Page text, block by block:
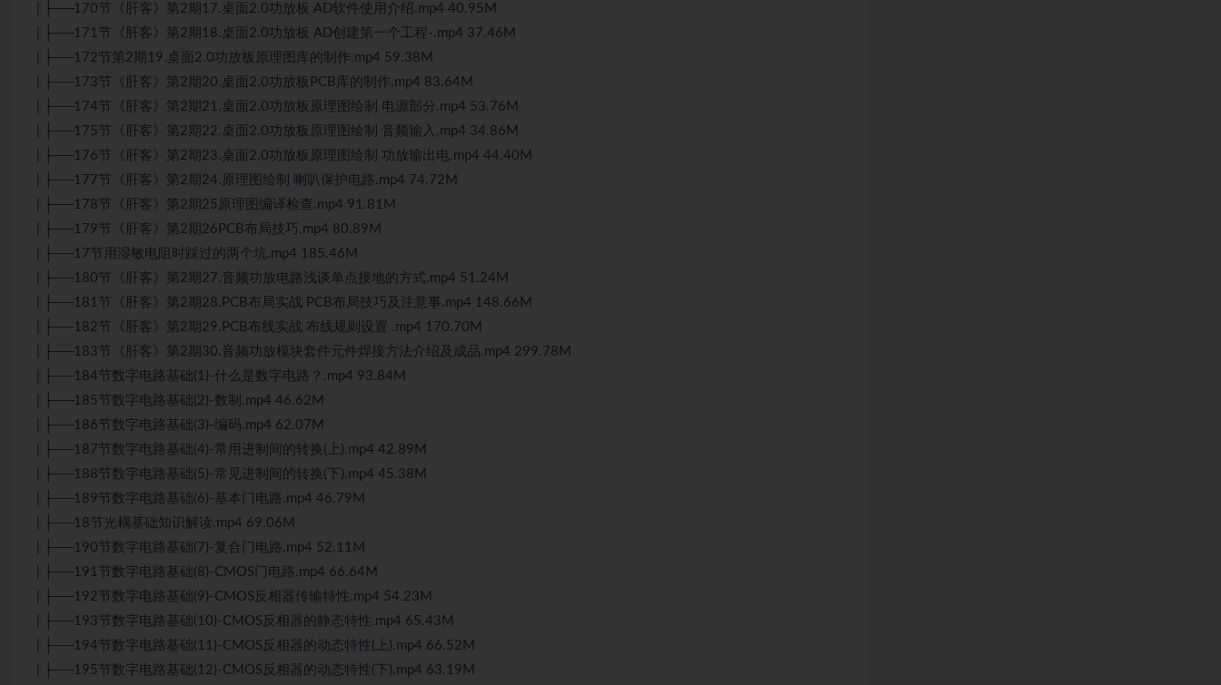
| ├──170节《肝客》第2期17.桌面2.0功放板 AD软件使用介绍.mp4 40.95M
| ├──171节《肝客》第2期18.桌面2.0功放板 AD创建第一个工程-.mp4 37.46M
| ├──172节第2期19.桌面2.0功放板原理图库的制作.mp4 59.38M
| ├──173节《肝客》第2期20.桌面2.0功放板PCB库的制作.mp4 83.64M
| ├──174节《肝客》第2期21.桌面2.0功放板原理图绘制 电源部分.mp4 53.76M
| ├──175节《肝客》第2期22.桌面2.0功放板原理图绘制 音频输入.mp4 34.86M
| ├──176节《肝客》第2期23.桌面2.0功放板原理图绘制 功放输出电.mp4 44.40M
| ├──177节《肝客》第2期24.原理图绘制 喇叭保护电路.mp4 74.72M
| ├──178节《肝客》第2期25原理图编译检查.mp4 91.81M
| ├──179节《肝客》第2期26PCB布局技巧.mp4 80.89M
| ├──17节用湿敏电阻时踩过的两个坑.mp4 185.46M
| ├──180节《肝客》第2期27.音频功放电路浅谈单点接地的方式.mp4 51.24M
| ├──181节《肝客》第2期28.PCB布局实战 PCB布局技巧及注意事.mp4 148.66M
| ├──182节《肝客》第2期29.PCB布线实战 布线规则设置 .mp4 170.70M
| ├──183节《肝客》第2期30.音频功放模块套件元件焊接方法介绍及成品.mp4 299.78M
| ├──184节数字电路基础(1)-什么是数字电路？.mp4 93.84M
| ├──185节数字电路基础(2)-数制.mp4 46.62M
| ├──186节数字电路基础(3)-编码.mp4 62.07M
| ├──187节数字电路基础(4)-常用进制间的转换(上).mp4 42.89M
| ├──188节数字电路基础(5)-常见进制间的转换(下).mp4 45.38M
| ├──189节数字电路基础(6)-基本门电路.mp4 46.79M
| ├──18节光耦基础知识解读.mp4 69.06M
| ├──190节数字电路基础(7)-复合门电路.mp4 52.11M
| ├──191节数字电路基础(8)-CMOS门电路.mp4 66.64M
| ├──192节数字电路基础(9)-CMOS反相器传输特性.mp4 54.23M
| ├──193节数字电路基础(10)-CMOS反相器的静态特性.mp4 65.43M
| ├──194节数字电路基础(11)-CMOS反相器的动态特性(上).mp4 66.52M
| ├──195节数字电路基础(12)-CMOS反相器的动态特性(下).mp4 63.19M